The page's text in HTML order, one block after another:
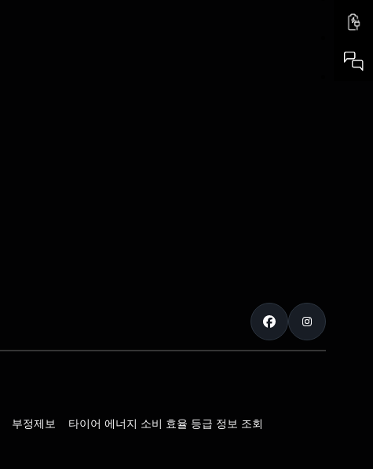
부정제보
타이어 에너지 소비 효율 등급 정보 조회